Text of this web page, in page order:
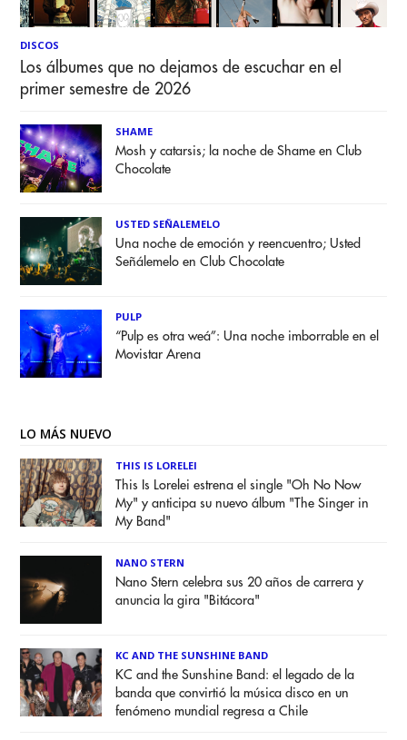
DISCOS
Los álbumes que no dejamos de escuchar en el
primer semestre de 2026
SHAME
Mosh y catarsis; la noche de Shame en Club
Chocolate
USTED SEÑALEMELO
Una noche de emoción y reencuentro; Usted
Señálemelo en Club Chocolate
PULP
“Pulp es otra weá”: Una noche imborrable en el
Movistar Arena
LO MÁS NUEVO
THIS IS LORELEI
This Is Lorelei estrena el single "Oh No Now
My" y anticipa su nuevo álbum "The Singer in
My Band"
NANO STERN
Nano Stern celebra sus 20 años de carrera y
anuncia la gira "Bitácora"
KC AND THE SUNSHINE BAND
KC and the Sunshine Band: el legado de la
banda que convirtió la música disco en un
fenómeno mundial regresa a Chile